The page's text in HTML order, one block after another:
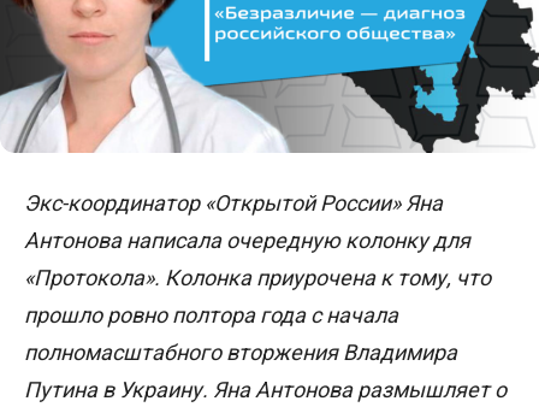
Экс-координатор «Открытой России» Яна
Антонова написала очередную колонку для
«Протокола». Колонка приурочена к тому, что
прошло ровно полтора года с начала
полномасштабного вторжения Владимира
Путина в Украину. Яна Антонова размышляет о